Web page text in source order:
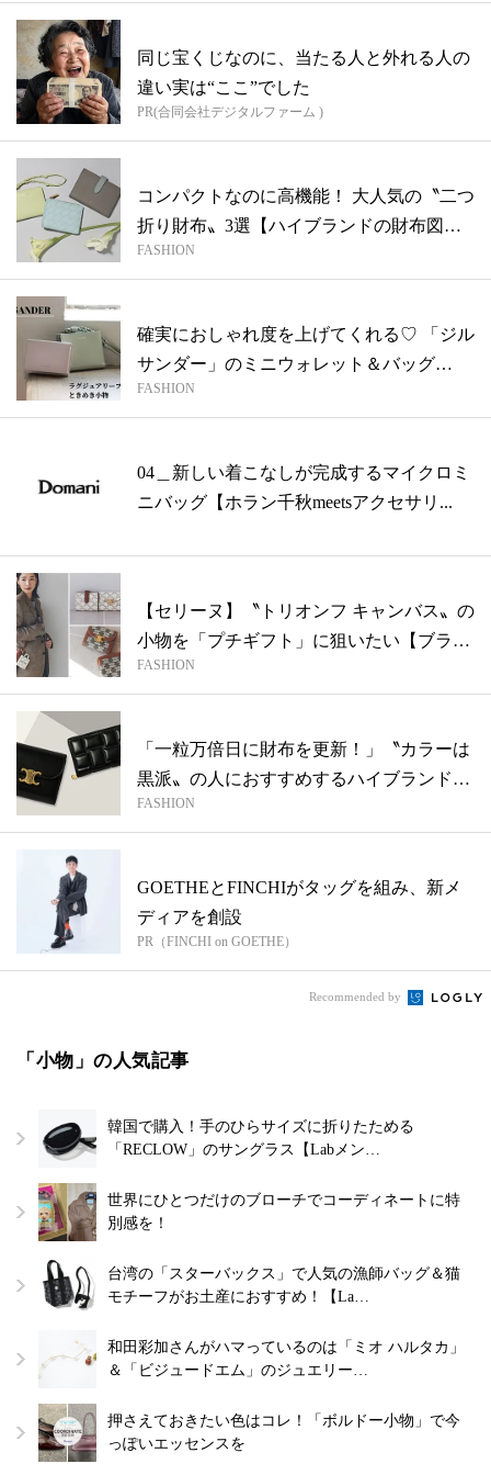
同じ宝くじなのに、当たる人と外れる人の
違い実は“ここ”でした
PR(合同会社デジタルファーム )
コンパクトなのに高機能！ 大人気の〝二つ
折り財布〟3選【ハイブランドの財布図
鑑】
FASHION
確実におしゃれ度を上げてくれる♡ 「ジル
サンダー」のミニウォレット＆バッグ
【ラ...
FASHION
04＿新しい着こなしが完成するマイクロミ
ニバッグ【ホラン千秋meetsアクセサリ...
【セリーヌ】〝トリオンフ キャンバス〟の
小物を「プチギフト」に狙いたい【ブラン
ド...
FASHION
「一粒万倍日に財布を更新！」〝カラーは
黒派〟の人におすすめするハイブランドの
ブラ...
FASHION
GOETHEとFINCHIがタッグを組み、新メ
ディアを創設
PR（FINCHI on GOETHE）
Recommended by
「小物」の人気記事
韓国で購入！手のひらサイズに折りたためる
「RECLOW」のサングラス【Labメン…
世界にひとつだけのブローチでコーディネートに特
別感を！
台湾の「スターバックス」で人気の漁師バッグ＆猫
モチーフがお土産におすすめ！【La…
和田彩加さんがハマっているのは「ミオ ハルタカ」
＆「ビジュードエム」のジュエリー…
押さえておきたい色はコレ！「ボルドー小物」で今
っぽいエッセンスを